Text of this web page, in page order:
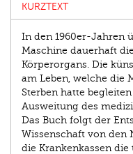
KURZTEXT
In den 1960er-Jahren
Maschine dauerhaft
Körperorgans. Die
am Leben, welche die
Sterben hatte
Ausweitung des
Das Buch folgt der
Wissenschaft von den
die Krankenkassen